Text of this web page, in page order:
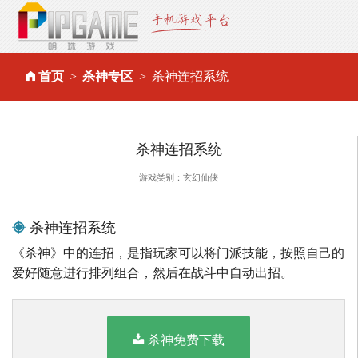
首页 杀神专区 杀神连招系统
杀神连招系统
游戏类别：玄幻仙侠
杀神连招系统
《杀神》中的连招，是指玩家可以将门派技能，按照自己的
爱好随意进行排列组合，然后在战斗中自动出招。
杀神免费下载